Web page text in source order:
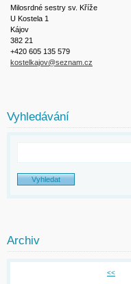
Milosrdné sestry sv. Kříže
U Kostela 1
Kájov
382 21
+420 605 135 579
kostelkajov@seznam.cz
Vyhledávání
Archiv
<<